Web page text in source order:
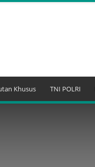
Khusus TNI POLRI